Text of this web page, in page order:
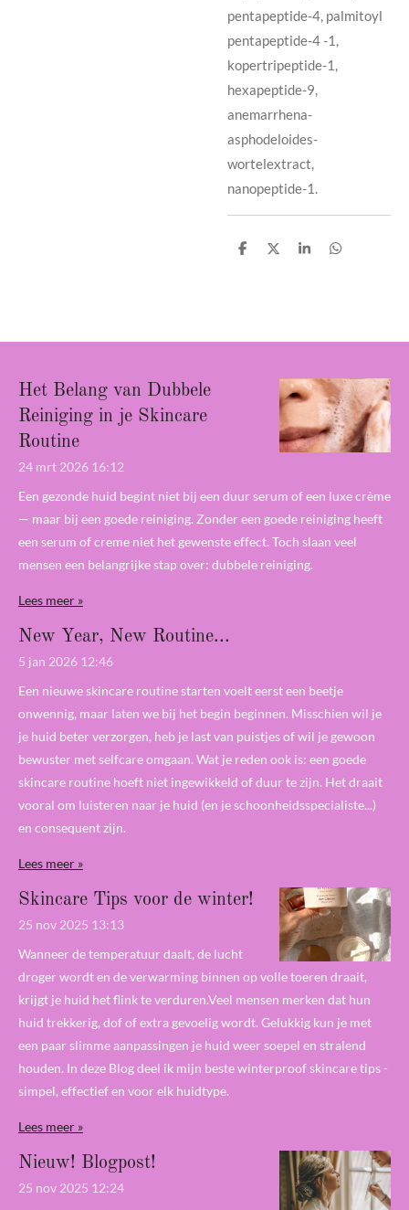
pentapeptide-4, palmitoyl
pentapeptide-4 -1,
kopertripeptide-1,
hexapeptide-9,
anemarrhena-
asphodeloides-
wortelextract,
nanopeptide-1.
D
D
S
D
Het Belang van Dubbele
Reiniging in je Skincare
Routine
24 mrt 2026 16:12
Een gezonde huid begint niet bij een duur serum of een luxe crème
— maar bij een goede reiniging. Zonder een goede reiniging heeft
een serum of creme niet het gewenste effect. Toch slaan veel
mensen een belangrijke stap over: dubbele reiniging.
Lees meer »
New Year, New Routine...
5 jan 2026 12:46
Een nieuwe skincare routine starten voelt eerst een beetje
onwennig, maar laten we bij het begin beginnen. Misschien wil je
je huid beter verzorgen, heb je last van puistjes of wil je gewoon
bewuster met selfcare omgaan. Wat je reden ook is: een goede
skincare routine hoeft niet ingewikkeld of duur te zijn. Het draait
vooral om luisteren naar je huid (en je schoonheidsspecialiste...)
en consequent zijn.
Lees meer »
Skincare Tips voor de winter!
25 nov 2025 13:13
Wanneer de temperatuur daalt, de lucht
droger wordt en de verwarming binnen op volle toeren draait,
krijgt je huid het flink te verduren.Veel mensen merken dat hun
huid trekkerig, dof of extra gevoelig wordt. Gelukkig kun je met
een paar slimme aanpassingen je huid weer soepel en stralend
houden. In deze Blog deel ik mijn beste winterproof skincare tips -
simpel, effectief en voor elk huidtype.
Lees meer »
Nieuw! Blogpost!
25 nov 2025 12:24